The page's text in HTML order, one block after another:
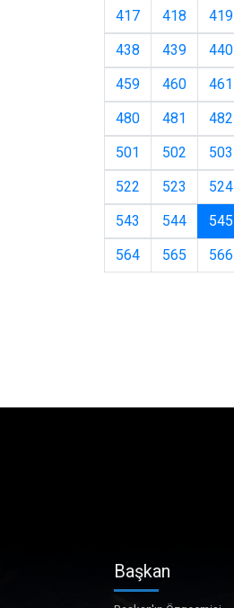
417
418 419
438
439 440
459
460 461
480
481 482
501
502 503
522
523 524
543
544 545
564
565 566
Başkan